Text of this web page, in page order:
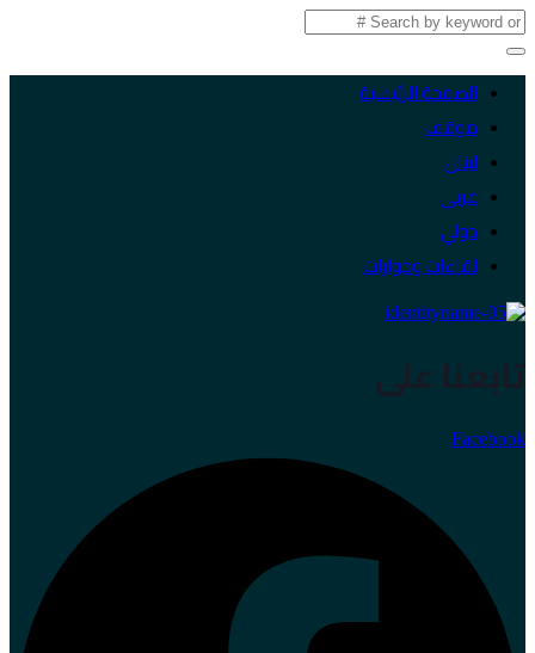
الصفحة الرئيسية
موقف
لبنان
عربي
دولي
لقاءات وحوارات
تابعنا على
Facebook